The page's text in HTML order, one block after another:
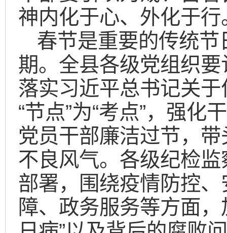
神内化于心、外化于行
春节是重要的传统节
期。全县各级党组织
落实习近平总书记关
“节点”为“考点”，强化
党员干部廉洁过节，
不良风气。各级纪检
部署，围绕疫情防控
障、政务服务等方面